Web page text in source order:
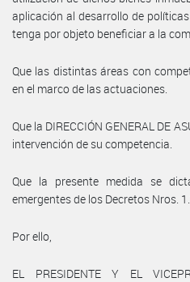
aplicación al desarrollo de
tenga por objeto beneficiar a la
Que las distintas áreas con
en el marco de las actuaciones.
Que la DIRECCIÓN GENERAL DE
intervención de su competencia.
Que la presente medida se
emergentes de los Decretos Nros.
Por ello,
EL PRESIDENTE Y EL